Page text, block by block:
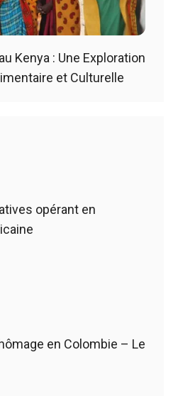
Kenya : Une Exploration
et Culturelle
opérant en
en Colombie – Le